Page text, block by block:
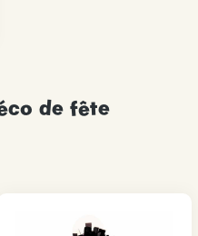
de fête